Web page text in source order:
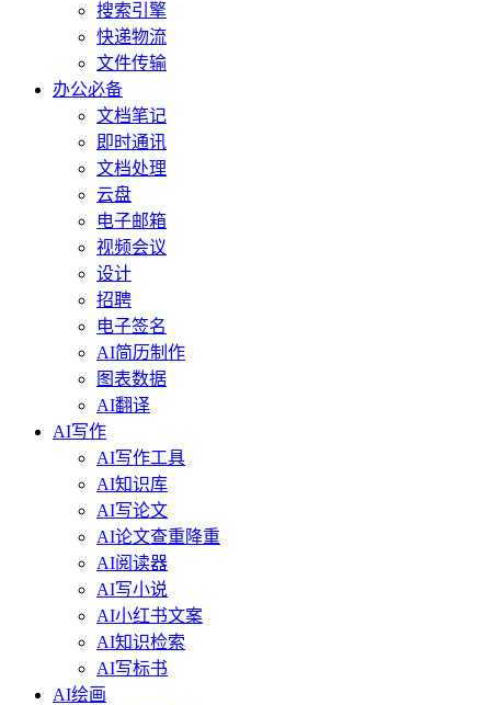
搜索引擎
快递物流
文件传输
办公必备
文档笔记
即时通讯
文档处理
云盘
电子邮箱
视频会议
设计
招聘
电子签名
AI简历制作
图表数据
AI翻译
AI写作
AI写作工具
AI知识库
AI写论文
AI论文查重降重
AI阅读器
AI写小说
AI小红书文案
AI知识检索
AI写标书
AI绘画